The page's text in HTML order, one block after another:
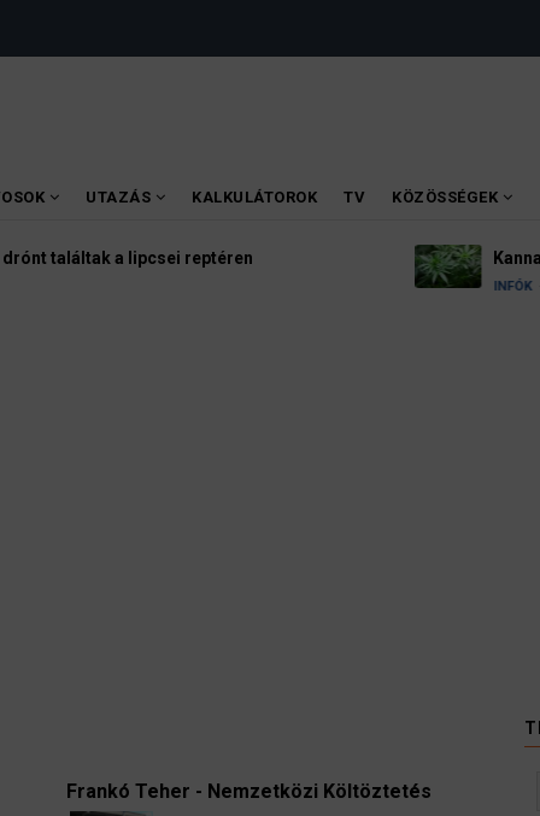
UTAZÁS KALKULÁTOROK TV KÖZÖSSÉGEK
reptéren Kannabisz
4 August 2026
Frankó Teher - Nemzetközi Költöztetés